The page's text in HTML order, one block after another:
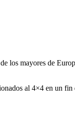
mayores de
al 4×4 en un fin